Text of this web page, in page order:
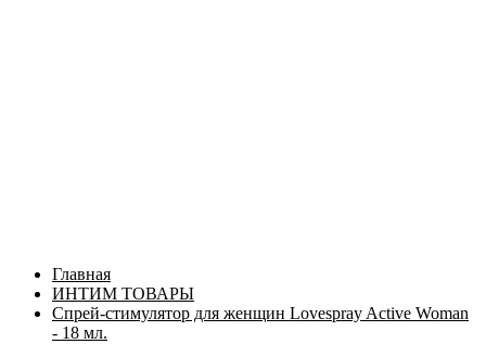
Главная
ИНТИМ ТОВАРЫ
Спрей-стимулятор для женщин Lovespray Active Woman
- 18 мл.